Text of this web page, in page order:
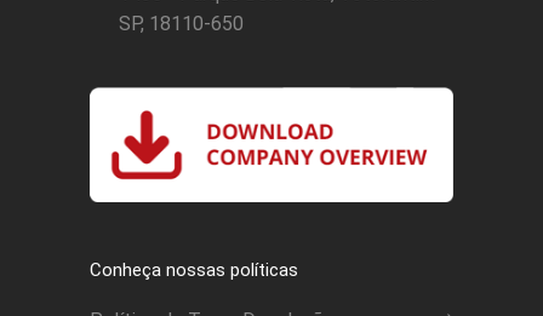
SP, 18110-650
Conheça nossas políticas